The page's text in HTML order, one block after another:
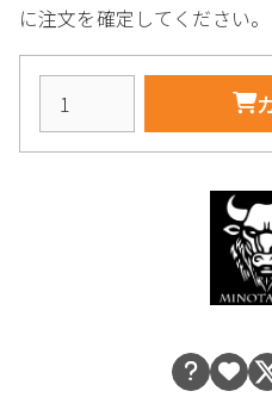
に注文を確定してください。